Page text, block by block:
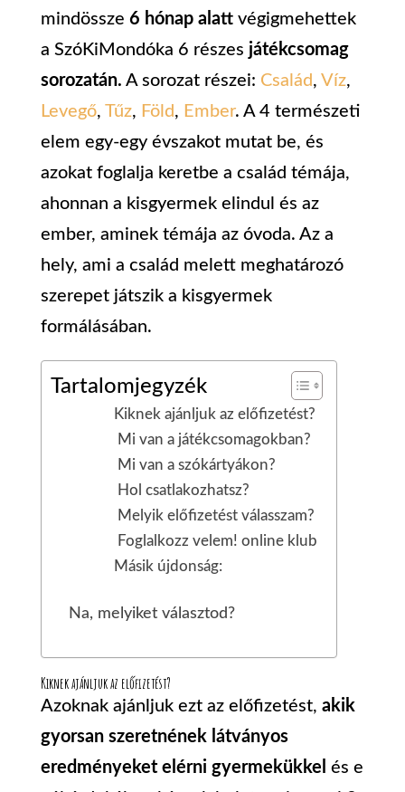
mindössze 6 hónap alattvégigmehettek
a SzóKiMondóka 6 részes játékcsomag
sorozatán. A sorozat részei: Család, Víz,
Levegő, Tűz, Föld, Ember. A 4 természeti
elem egy-egy évszakot mutat be, és
azokat foglalja keretbe a család témája,
ahonnan a kisgyermek elindul és az
ember, aminek témája az óvoda. Az a
hely, ami a család melett meghatározó
szerepet játszik a kisgyermek
formálásában.
Tartalomjegyzék
Kiknek ajánljuk az előfizetést?
Mi van a játékcsomagokban?
Mi van a szókártyákon?
Hol csatlakozhatsz?
Melyik előfizetést válasszam?
Foglalkozz velem! online klub
Másik újdonság:
Na, melyiket választod?
Kiknek ajánljuk az előfizetést?
Azoknak ajánljuk ezt az előfizetést, akik
gyorsan szeretnének látványos
eredményeket elérni gyermekükkel és e